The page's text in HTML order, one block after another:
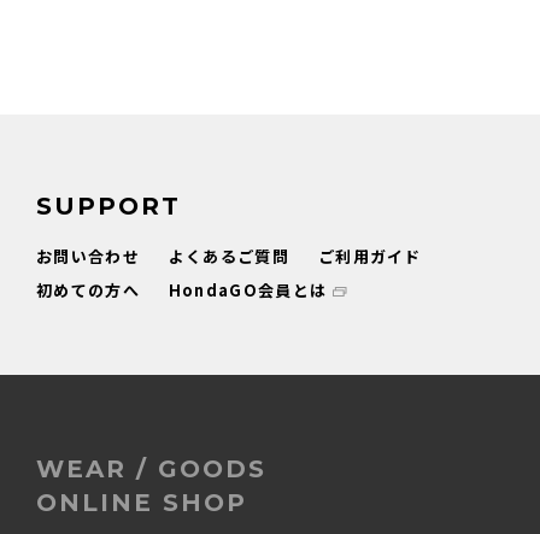
SUPPORT
お問い合わせ よくあるご質問
ご利用ガイド
初めての方へ
HondaGO会員とは
WEAR / GOODS
ONLINE SHOP